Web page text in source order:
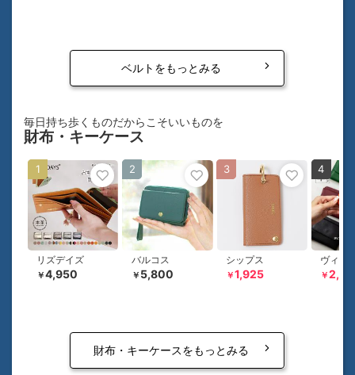
ベルトをもっとみる
財布・キーケース
毎日持ち歩くものだからこそいいものを
リズデイズ
￥4,950
1
バルコス
￥ 5,800
2
シップス
￥1,925
3
￥
4
財布・キーケースをもっとみる